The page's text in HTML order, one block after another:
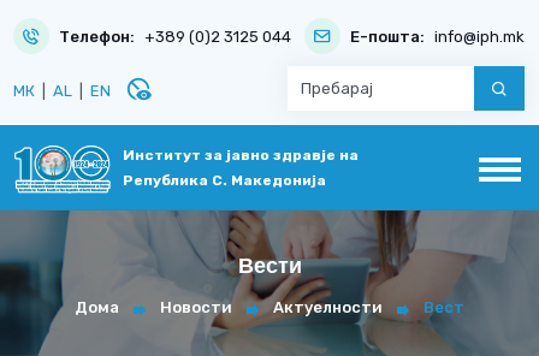
Телефон: +389 (0)2 3125 044 Е-пошта: info@iph.mk
МК AL EN disabled_visible
Институт за јавно здравје на
Република С. Македонија
Вести
Дома Новости Актуелности Вест